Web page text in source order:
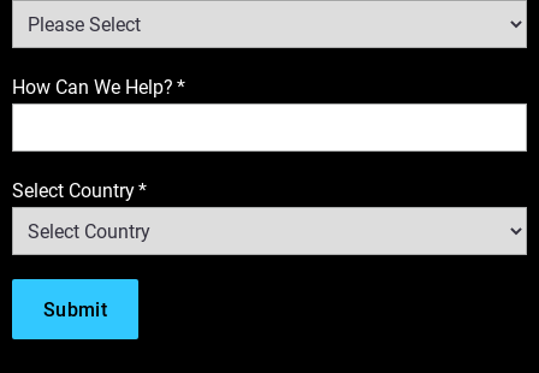
How Can We Help? *
Select Country*